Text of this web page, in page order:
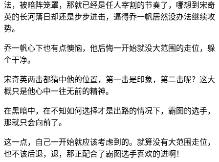
法，被暗阵笼罩，那就已经是任人宰割的节奏了，哪想到宋奇
英的长河落日却还是步步进击，逼得乔一帆居然没办法继续攻
势。
乔一帆心下也有点懊恼，他后悔一开始就没大范围的走位，躲
个干净。
宋奇英两击都猜中他的位置，第一击是印象，第二击呢？这大
概只是他心中一往无前的精神。
在黑暗中，在不知如何选择才是出路的情况下，霸图的选手，
那就只会向前了。
这一点，自己一开始就应该考虑到的。就算没有大范围走位，
也不该后退，退，那正配合了霸图选手喜欢的进啊！